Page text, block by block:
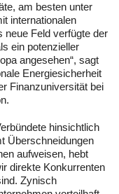
am besten unter
internationalen
neue Feld verfügte der
ein potenzieller
angesehen“, sagt
Energiesicherheit
Finanzuniversität bei
hinsichtlich
Überschneidungen
aufweisen, hebt
direkte Konkurrenten
Zynisch